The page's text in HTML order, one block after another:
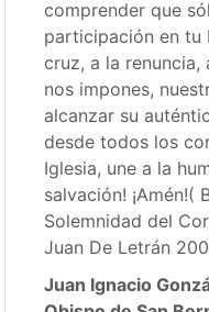
comprender que
participación en tu
cruz, a la
nos impones,
alcanzar su
desde todos los
Iglesia, une a la
salvación! ¡Amén!(
Solemnidad del
Juan De Letrán
Juan Ignacio